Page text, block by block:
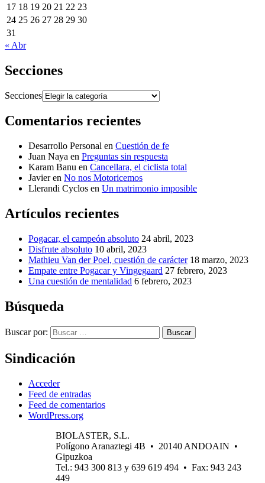
17 18 19 20 21 22 23
24 25 26 27 28 29 30
31
« Abr
Secciones
Secciones
Comentarios recientes
Desarrollo Personal en Cuestión de fe
Juan Naya en Preguntas sin respuesta
Karam Banu en Cancellara, el ciclista total
Javieren No nos Motoricemos
Llerandi Cyclos en Un matrimonio imposible
Artículos recientes
Pogacar, el campeón absoluto 24 abril, 2023
Disfrute absoluto 10 abril, 2023
Mathieu Van der Poel, cuestión de carácter 18 marzo, 2023
Empate entre Pogacar y Vingegaard 27 febrero, 2023
Una cuestión de mentalidad 6 febrero, 2023
Búsqueda
Buscar por: Buscar
Sindicación
Acceder
Feed de entradas
Feed de comentarios
WordPress.org
BIOLASTER, S.L.
Polígono Aranaztegi 4B • 20140 ANDOAIN •
Gipuzkoa
Tel.: 943 300 813 y 639 619 494 • Fax: 943 243
449